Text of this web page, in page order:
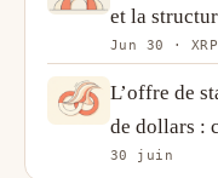
et la
Congrès et
Jun 30 · XRP
L’offre de
de dollars :
et de
30 juin